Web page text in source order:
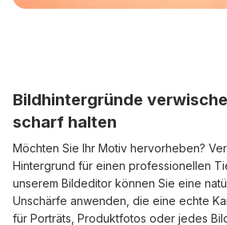
Bildhintergründe
scharf halten
Möchten Sie Ihr Motiv hervorheben?
Hintergrund für einen professionellen
unserem Bildeditor können Sie eine
Unschärfe anwenden, die eine echte
für Porträts, Produktfotos oder jedes